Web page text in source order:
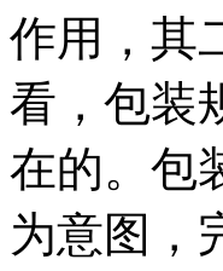
作用，其
看，包装
在的。包
为意图，